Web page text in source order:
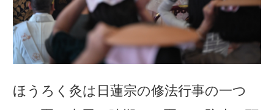
ほうろく灸は日蓮宗の修法行事の一つ